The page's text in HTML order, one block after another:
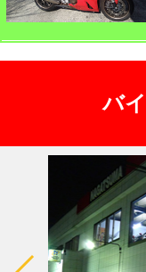
バ